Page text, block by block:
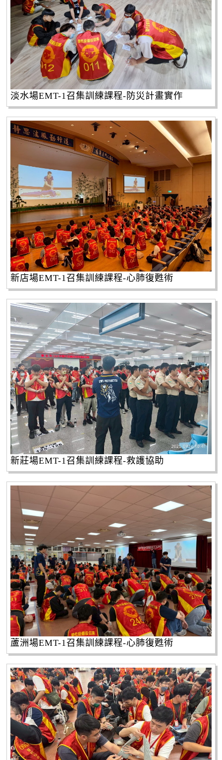
淡水場EMT-1召集訓練課程-防災計畫實作
新店場EMT-1召集訓練課程-心肺復甦術
新莊場EMT-1召集訓練課程-救護協助
蘆洲場EMT-1召集訓練課程-心肺復甦術